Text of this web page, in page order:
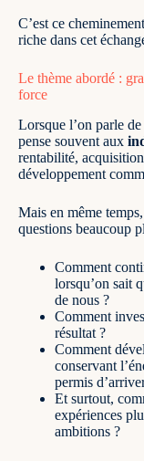
C’est ce
riche dans cet
Le thème abordé :
force
Lorsque l’on parle de
pense souvent aux
rentabilité,
développement
Mais en même
questions beaucoup
Comment
lorsqu’on sait
de nous ?
Comment
résultat ?
Comment
conservant
permis
Et surtout,
expériences
ambitions ?